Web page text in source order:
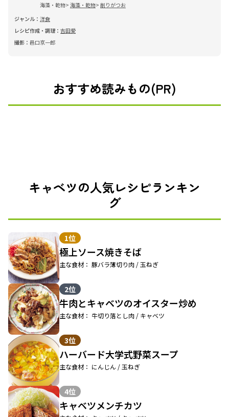
海藻・乾物 海藻・乾物 削りがつお
ジャンル： 洋食
レシピ作成・調理： 吉田愛
撮影： 邑口京一郎
おすすめ読みもの(PR)
キャベツの人気レシピランキン
グ
1位
極上ソース焼きそば
主な食材： 豚バラ薄切り肉 / 玉ねぎ
2位
牛肉とキャベツのオイスター炒め
主な食材： 牛切り落とし肉 / キャベツ
3位
ハーバード大学式野菜スープ
主な食材： にんじん / 玉ねぎ
4位
キャベツメンチカツ